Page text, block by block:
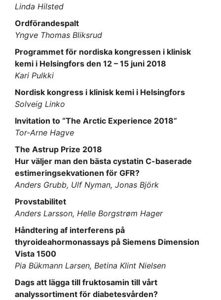
Linda Hilsted
Ordförandespalt
Yngve Thomas Bliksrud
Programmet för nordiska kongressen i klinisk
kemi i Helsingfors den 12 – 15 juni 2018
Kari Pulkki
Nordisk kongress i klinisk kemi i Helsingfors
Solveig Linko
Invitation to “The Arctic Experience 2018”
Tor-Arne Hagve
The Astrup Prize 2018
Hur väljer man den bästa cystatin C-baserade
estimeringsekvationen för GFR?
Anders Grubb, Ulf Nyman, Jonas Björk
Provstabilitet
Anders Larsson, Helle Borgstrøm Hager
Håndtering af interferens på
thyroideahormonassays på Siemens Dimension
Vista 1500
Pia Bükmann Larsen, Betina Klint Nielsen
Dags att lägga till fruktosamin till vårt
analyssortiment för diabetesvården?